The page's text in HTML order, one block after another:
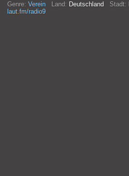
Genre: Verein Land: Deutschland Stadt:
laut.fm/radio9